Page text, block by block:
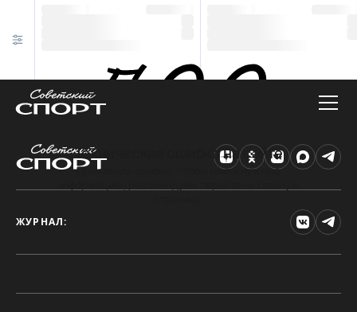
Техническая ошибка на сайте
Произошла ошибка. Чтобы найти нужную
ЖУРНАЛ: